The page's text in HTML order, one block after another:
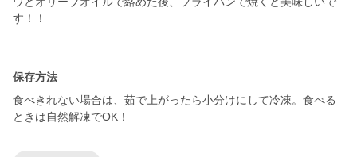
す！！
保存方法
食べきれない場合は、茹で上がったら小分けにして冷凍。食べる
ときは自然解凍でOK！